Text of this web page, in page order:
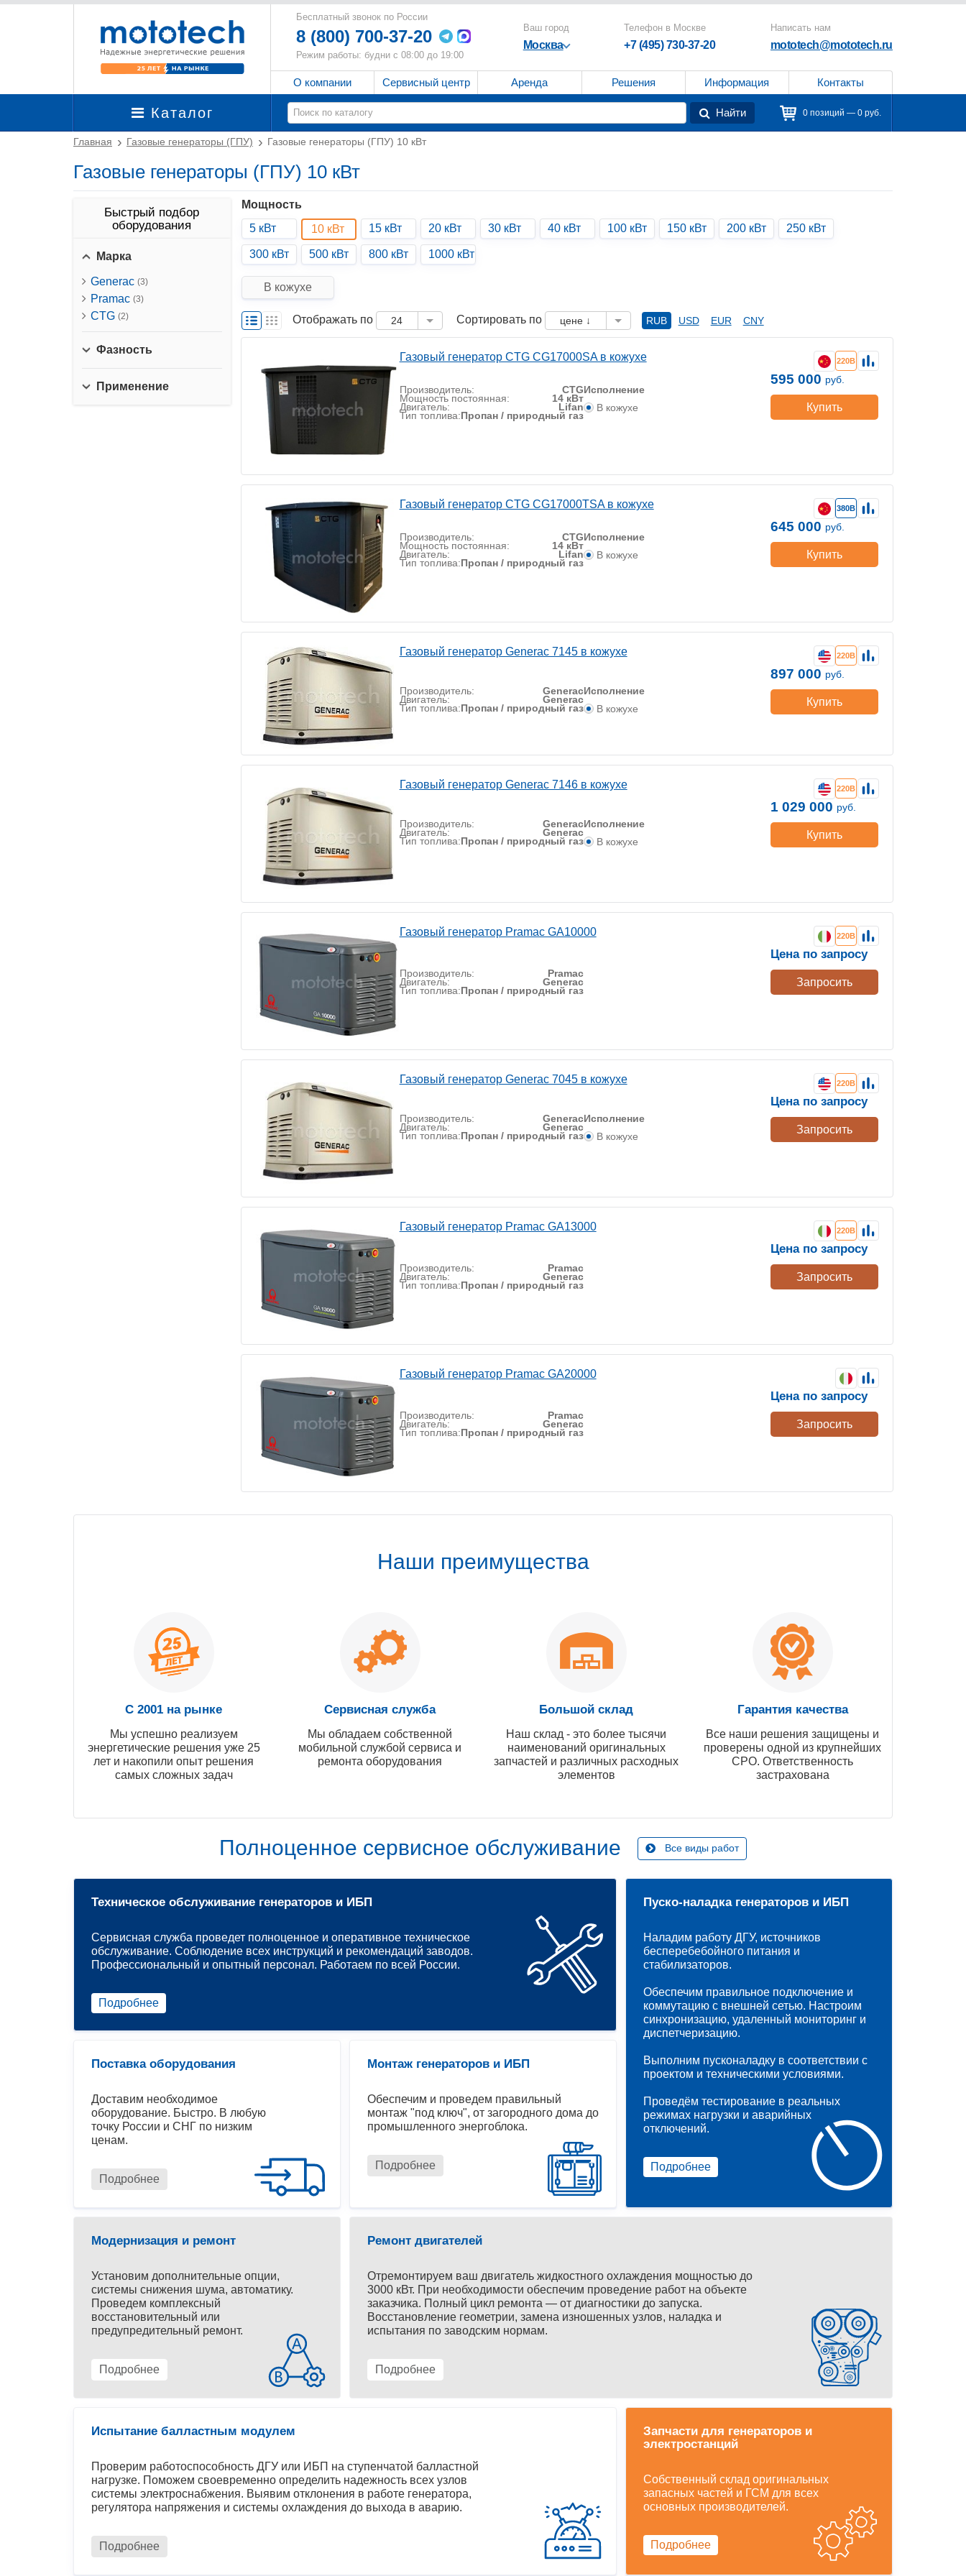
Бесплатный звонок по России
8 (800) 700-37-20
Режим работы: будни с 08:00 до 19:00
Ваш город
Москва
Телефон в Москве
+7 (495) 730-37-20
Написать нам
mototech@mototech.ru
О компании Сервисный центр Аренда Решения Информация Контакты
Каталог Найти 0 позиций — 0 руб.
Главная Газовые генераторы (ГПУ) Газовые генераторы (ГПУ) 10 кВт
Газовые генераторы (ГПУ) 10 кВт
Быстрый подбор
оборудования
Марка
Generac (3)
Pramac (3)
CTG (2)
Фазность
Применение
Мощность
5 кВт
10 кВт 15 кВт 20 кВт 30 кВт 40 кВт 100 кВт 150 кВт 200 кВт 250 кВт
300 кВт 500 кВт 800 кВт 1000 кВт
В кожухе
Отображать по 24 Сортировать по цене ↓ RUB USD EUR CNY
Газовый генератор CTG CG17000SA в кожухе
Производитель: CTG
Мощность постоянная: 14 кВт
Двигатель: Lifan
Тип топлива:Пропан / природный газ
Исполнение
В кожухе
220В
595 000 руб.
Купить
Газовый генератор CTG CG17000TSA в кожухе
Производитель: CTG
Мощность постоянная: 14 кВт
Двигатель: Lifan
Тип топлива:Пропан / природный газ
Исполнение
В кожухе
380В
645 000 руб.
Купить
Газовый генератор Generac 7145 в кожухе
Производитель: Generac
Двигатель: Generac
Тип топлива:Пропан / природный газ
Исполнение
В кожухе
220В
897 000 руб.
Купить
Газовый генератор Generac 7146 в кожухе
Производитель: Generac
Двигатель: Generac
Тип топлива:Пропан / природный газ
Исполнение
В кожухе
220В
1 029 000 руб.
Купить
Газовый генератор Pramac GA10000
Производитель: Pramac
Двигатель: Generac
Тип топлива:Пропан / природный газ
220В
Цена по запросу
Запросить
Газовый генератор Generac 7045 в кожухе
Производитель: Generac
Двигатель: Generac
Тип топлива:Пропан / природный газ
Исполнение
В кожухе
220В
Цена по запросу
Запросить
Газовый генератор Pramac GA13000
Производитель: Pramac
Двигатель: Generac
Тип топлива:Пропан / природный газ
220В
Цена по запросу
Запросить
Газовый генератор Pramac GA20000
Производитель: Pramac
Двигатель: Generac
Тип топлива:Пропан / природный газ
Цена по запросу
Запросить
Наши преимущества
С 2001 на рынке
Мы успешно реализуем
энергетические решения уже 25
лет и накопили опыт решения
самых сложных задач
Сервисная служба
Мы обладаем собственной
мобильной службой сервиса и
ремонта оборудования
Большой склад
Наш склад - это более тысячи
наименований оригинальных
запчастей и различных расходных
элементов
Гарантия качества
Все наши решения защищены и
проверены одной из крупнейших
СРО. Ответственность
застрахована
Полноценное сервисное обслуживание Все виды работ
Техническое обслуживание генераторов и ИБП
Сервисная служба проведет полноценное и оперативное техническое
обслуживание. Соблюдение всех инструкций и рекомендаций заводов.
Профессиональный и опытный персонал. Работаем по всей России.
Подробнее
Поставка оборудования
Доставим необходимое
оборудование. Быстро. В любую
точку России и СНГ по низким
ценам.
Подробнее
Монтаж генераторов и ИБП
Обеспечим и проведем правильный
монтаж "под ключ", от загородного дома до
промышленного энергоблока.
Подробнее
Пуско-наладка генераторов и ИБП
Наладим работу ДГУ, источников
бесперебебойного питания и
стабилизаторов.
Обеспечим правильное подключение и
коммутацию с внешней сетью. Настроим
синхронизацию, удаленный мониторинг и
диспетчеризацию.
Выполним пусконаладку в соответствии с
проектом и техническими условиями.
Проведём тестирование в реальных
режимах нагрузки и аварийных
отключений.
Подробнее
Ремонт двигателей
Отремонтируем ваш двигатель жидкостного охлаждения мощностью до
3000 кВт. При необходимости обеспечим проведение работ на объекте
заказчика. Полный цикл ремонта — от диагностики до запуска.
Восстановление геометрии, замена изношенных узлов, наладка и
испытания по заводским нормам.
Подробнее
Модернизация и ремонт
Установим дополнительные опции,
системы снижения шума, автоматику.
Проведем комплексный
восстановительный или
предупредительный ремонт.
Подробнее
Запчасти для генераторов и
электростанций
Собственный склад оригинальных
запасных частей и ГСМ для всех
основных производителей.
Подробнее
Испытание балластным модулем
Проверим работоспособность ДГУ или ИБП на ступенчатой балластной
нагрузке. Поможем своевременно определить надежность всех узлов
системы электроснабжения. Выявим отклонения в работе генератора,
регулятора напряжения и системы охлаждения до выхода в аварию.
Подробнее